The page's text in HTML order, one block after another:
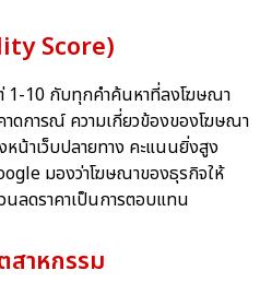
Score)
10 กับทุกคำค้นหาที่ลงโฆษณา
ดการณ์ ความเกี่ยวข้องของโฆษณา
น้าเว็บปลายทาง คะแนนยิ่งสูง
มองว่าโฆษณาของธุรกิจให้
นลดราคาเป็นการตอบแทน
สาหกรรม